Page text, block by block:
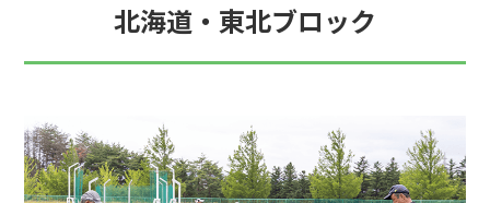
北海道・東北ブロック